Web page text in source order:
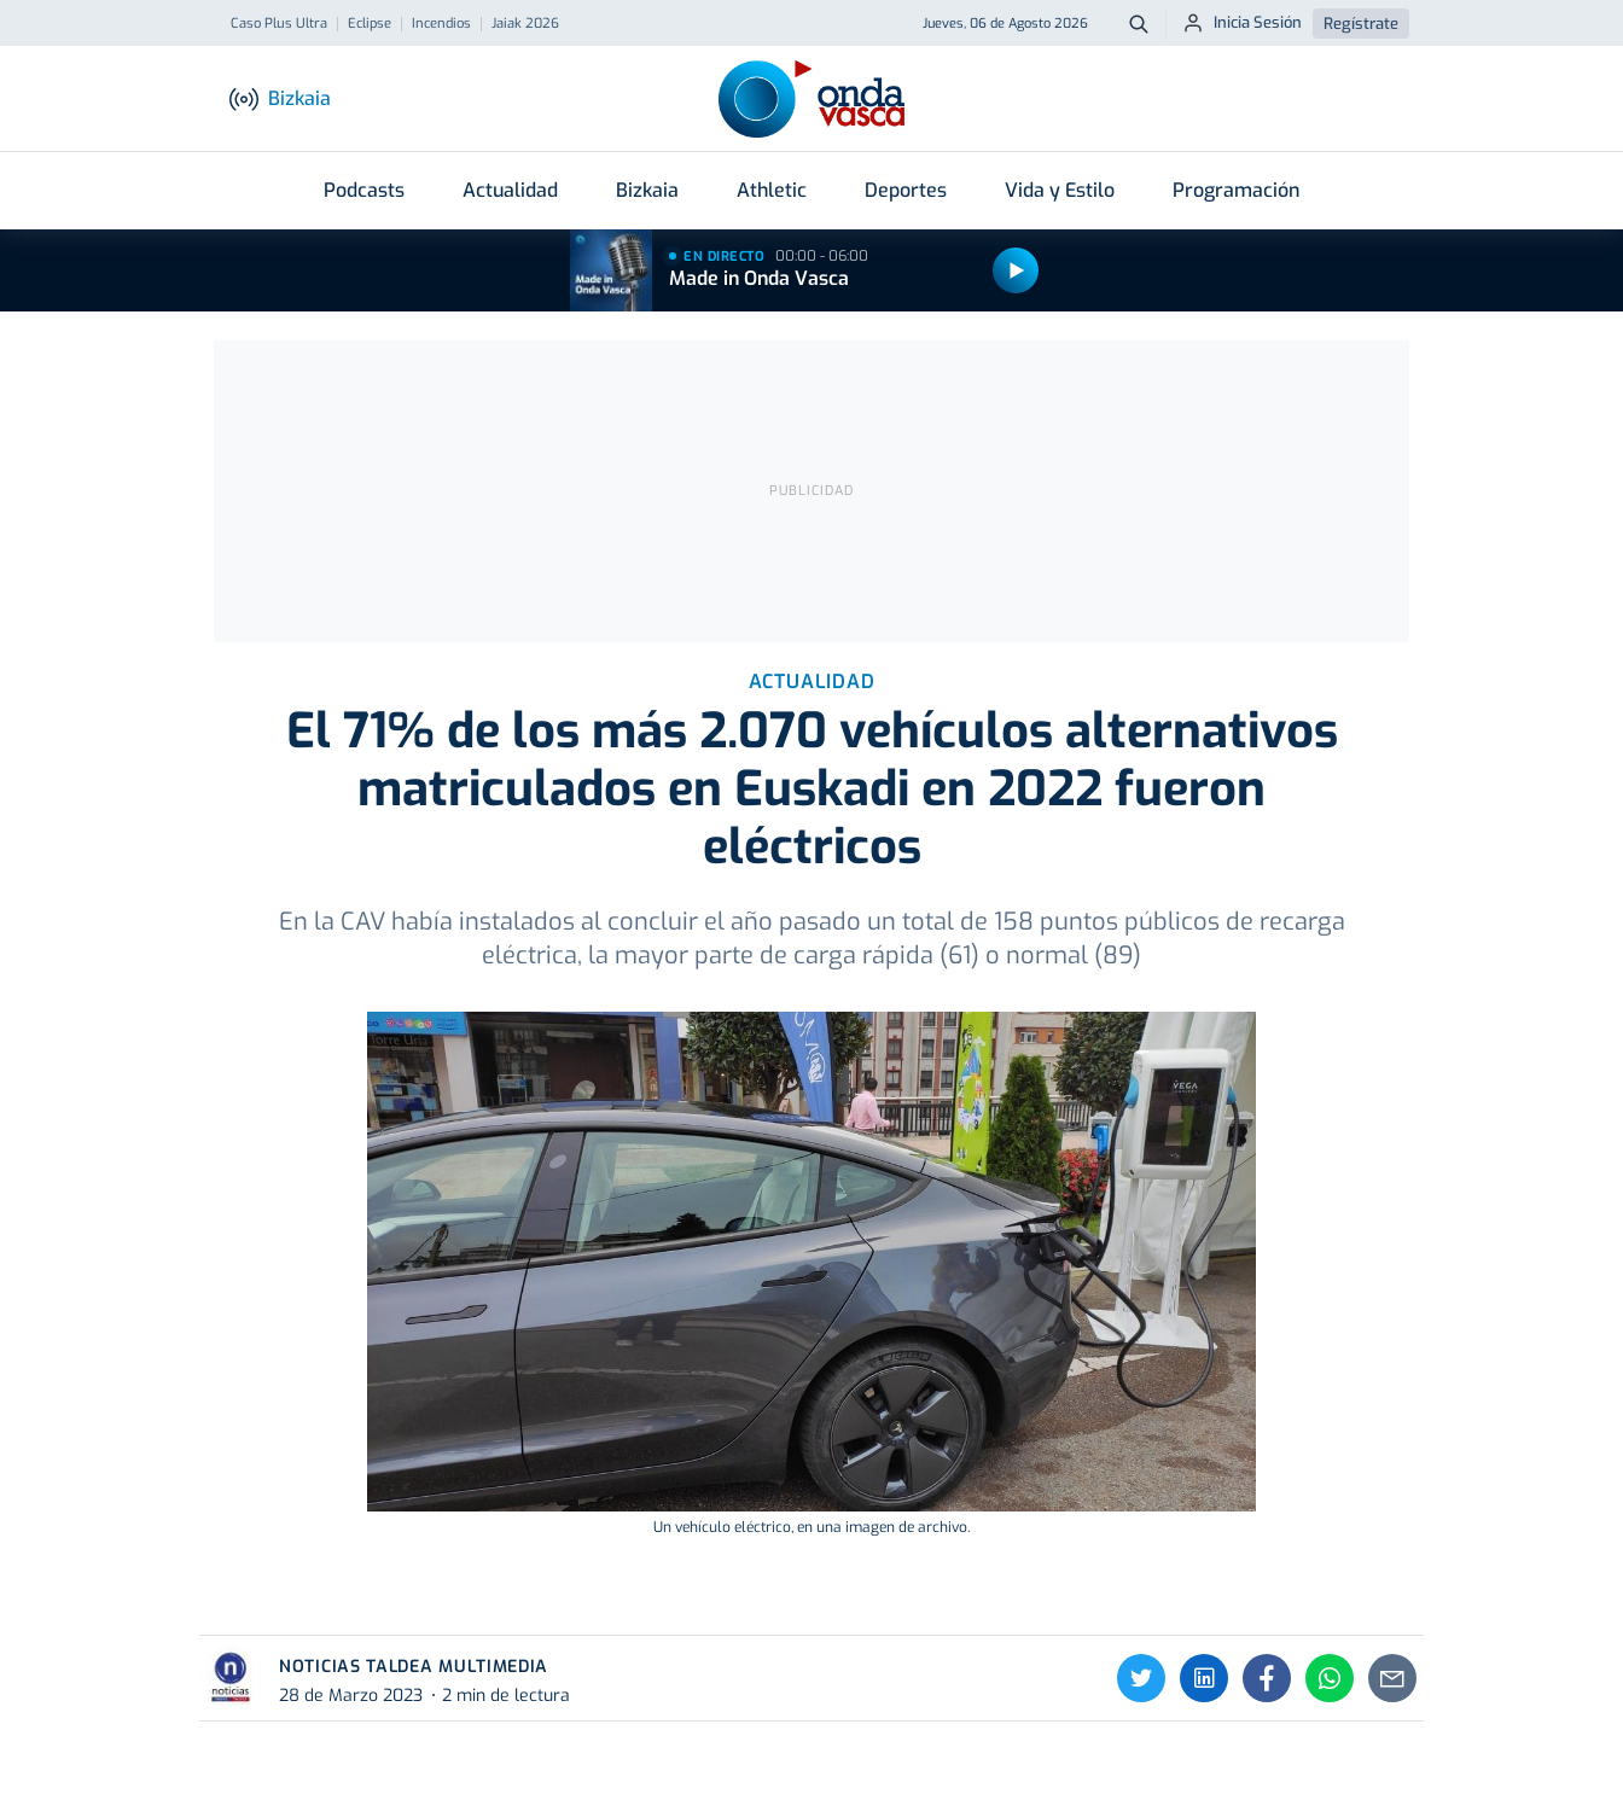
Caso Plus Ultra Eclipse Incendios Jaiak 2026 Jueves, 06 de Agosto 2026 Buscar
Inicia Sesión Regístrate
Bizkaia
Podcasts Actualidad Bizkaia Athletic Deportes Vida y Estilo Programación
EN DIRECTO 00:00 - 06:00
Made in Onda Vasca
ACTUALIDAD
El 71% de los más 2.070 vehículos alternativos
matriculados en Euskadi en 2022 fueron
eléctricos
En la CAV había instalados al concluir el año pasado un total de 158 puntos públicos de recarga
eléctrica, la mayor parte de carga rápida (61) o normal (89)
Un vehículo eléctrico, en una imagen de archivo.
NOTICIAS TALDEA MULTIMEDIA
28 de Marzo 2023
2 min de lectura